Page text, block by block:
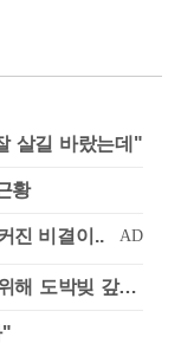
살길 바랐는데"
황
차가원 "MC몽에 400억 뜯겨…백현 위해 도박빚 갚아줘"
"